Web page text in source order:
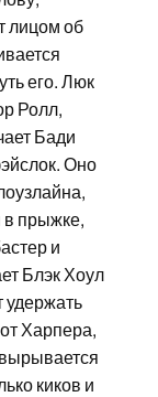
лицом об
его. Люк
Ролл,
Бади
Оно
в прыжке,
и
Блэк Хоул
удержать
Харпера,
киков и